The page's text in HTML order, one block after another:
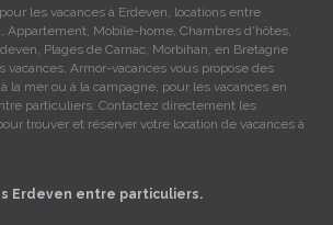
les vacances à Erdeven, locations entre
Appartement, Mobile-home, Chambres d'hôtes,
Plages de Carnac, Morbihan, en Bretagne
vacances, Armor-vacances vous propose des
la mer ou à la campagne, pour les vacances en
particuliers. Contactez directement les
trouver et réserver votre location de vacances à
Erdeven entre particuliers.